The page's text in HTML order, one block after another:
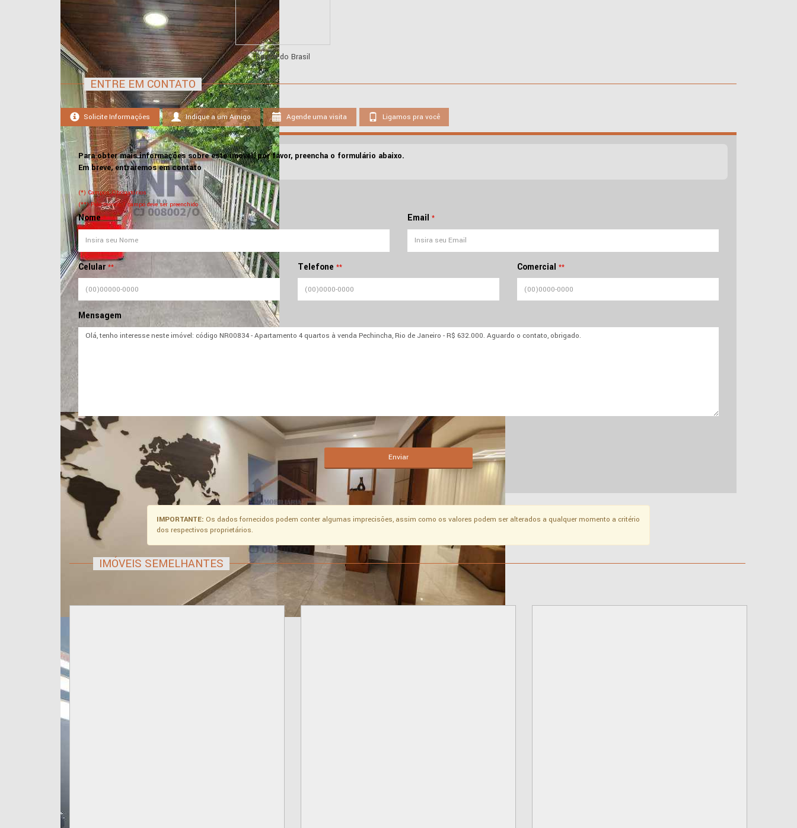
Banco do Brasil
ENTRE EM CONTATO
Solicite Informações Indique a um Amigo Agende uma visita Ligamos pra você
Para obter mais informações sobre este imóvel, por favor, preencha o formulário abaixo.
Em breve, entraremos em contato
(*) Campos Obrigatórios
(**) Pelo menos 1 campo deve ser preenchido
Nome * Email *
Celular ** Telefone ** Comercial **
Mensagem
Enviar
IMPORTANTE: Os dados fornecidos podem conter algumas imprecisões, assim como os valores podem ser alterados a qualquer momento a critério
dos respectivos proprietários.
IMÓVEIS SEMELHANTES